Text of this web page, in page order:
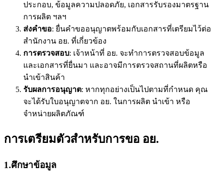
ประกอบ, ข้อมูลความปลอดภัย, เอกสารรับรองมาตรฐาน
การผลิต ฯลฯ
ส่งคำขอ: ยื่นคำขออนุญาตพร้อมกับเอกสารที่เตรียมไว้ต่อ
สำนักงาน อย. ที่เกี่ยวข้อง
การตรวจสอบ: เจ้าหน้าที่ อย. จะทำการตรวจสอบข้อมูล
และเอกสารที่ยื่นมา และอาจมีการตรวจสถานที่ผลิตหรือ
นำเข้าสินค้า
รับผลการอนุญาต: หากทุกอย่างเป็นไปตามที่กำหนด คุณ
จะได้รับใบอนุญาตจาก อย. ในการผลิต นำเข้า หรือ
จำหน่ายผลิตภัณฑ์
การเตรียมตัวสำหรับการขอ อย.
1.ศึกษาข้อมูล